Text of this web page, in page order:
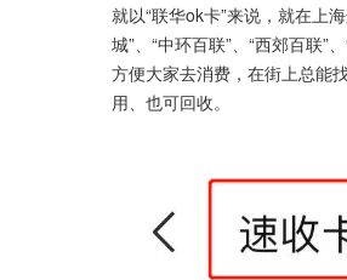
就以“联华ok卡”来说，就在上
城”、“中环百联”、“西郊百联”
方便大家去消费，在街上总能
用、也可回收。